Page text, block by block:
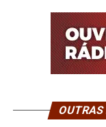
OUTRAS